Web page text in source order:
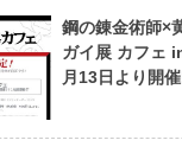
鋼の錬金術師×
ガイ展 カフェ
月13日より開